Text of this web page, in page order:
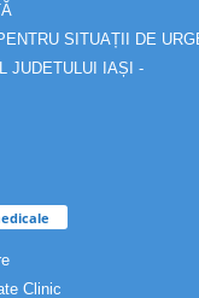
SITUAȚII DE
JUDETULUI IAȘI -
Clinic